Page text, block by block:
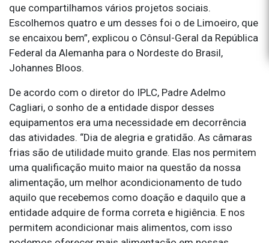
que compartilhamos vários projetos sociais.
Escolhemos quatro e um desses foi o de Limoeiro, que
se encaixou bem”, explicou o Cônsul-Geral da República
Federal da Alemanha para o Nordeste do Brasil,
Johannes Bloos.
De acordo com o diretor do IPLC, Padre Adelmo
Cagliari, o sonho de a entidade dispor desses
equipamentos era uma necessidade em decorrência
das atividades. “Dia de alegria e gratidão. As câmaras
frias são de utilidade muito grande. Elas nos permitem
uma qualificação muito maior na questão da nossa
alimentação, um melhor acondicionamento de tudo
aquilo que recebemos como doação e daquilo que a
entidade adquire de forma correta e higiência. E nos
permitem acondicionar mais alimentos, com isso